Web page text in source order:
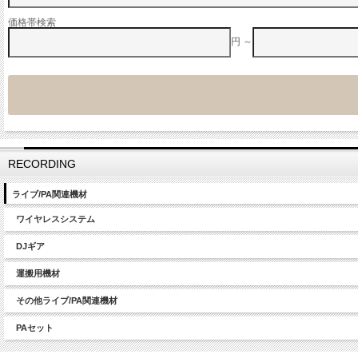
価格帯検索
円 ～
RECORDING
ライブ/PA関連機材
ワイヤレスシステム
DJギア
運搬用機材
その他ライブ/PA関連機材
PAセット